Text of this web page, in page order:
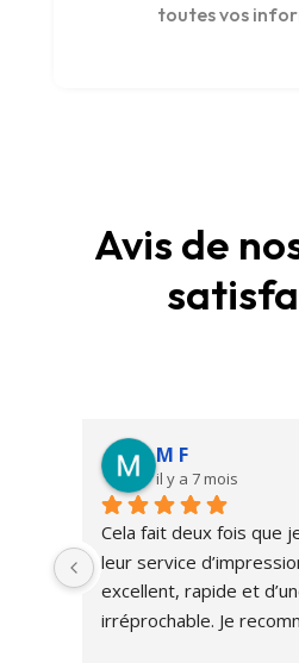
toutes vos
Avis de
M F
il y a 7 mois
Cela fait deux fois que
leur service
excellent, rapide et
irréprochable. Je